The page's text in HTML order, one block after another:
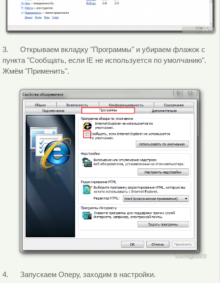
3. Открываем вкладку "Программы" и убираем флажок с
пункта "Сообщать, если IE не используется по умолчанию".
Жмём "Применить".
4. Запускаем Оперу, заходим в настройки.